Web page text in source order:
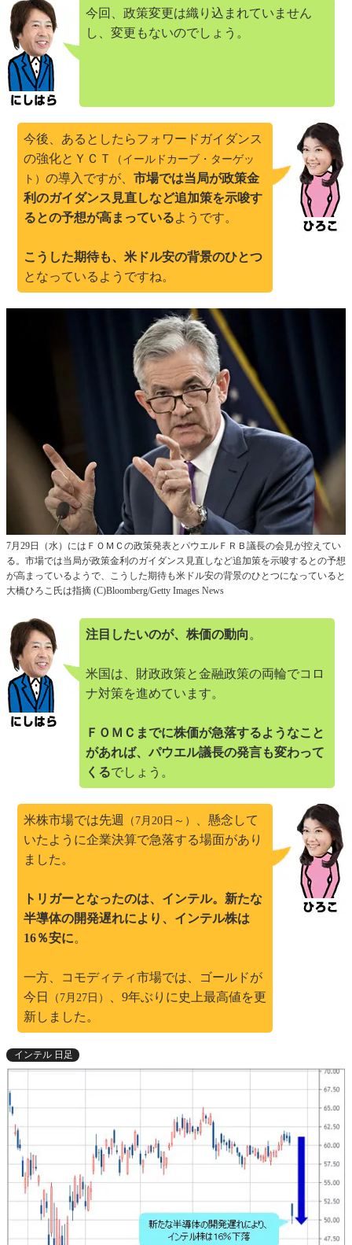
今回、政策変更は織り込まれていません
し、変更もないのでしょう。
今後、あるとしたらフォワードガイダンス
の強化とＹＣＴ
（イールドカーブ・ターゲッ
ト） の導入ですが、 市場では当局が政策金
利のガイダンス見直しなど追加策を示唆す
るとの予想が高まっているようです。
こうした期待も、米ドル安の背景のひとつ
となっているようですね。
7月29日（水）にはＦＯＭＣの政策発表とパウエルＦＲＢ議長の会見が控えてい
る。市場では当局が政策金利のガイダンス見直しなど追加策を示唆するとの予想
が高まっているようで、こうした期待も米ドル安の背景のひとつになっていると
大橋ひろこ氏は指摘 (C)Bloomberg/Getty Images News
注目したいのが、株価の動向 。
米国は、財政政策と金融政策の両輪でコロ
ナ対策を進めています。
ＦＯＭＣまでに株価が急落するようなこと
があれば、パウエル議長の発言も変わって
くるでしょう。
米株市場では先週 （7月20日～）
、懸念して
いたように企業決算で急落する場面があり
ました。
トリガーとなったのは、インテル。新たな
半導体の開発遅れにより、インテル株は
16％安に。
一方、コモディティ市場では、ゴールドが
今日
（7月27日）
、9年ぶりに史上最高値を更
新しました。
インテル 日足